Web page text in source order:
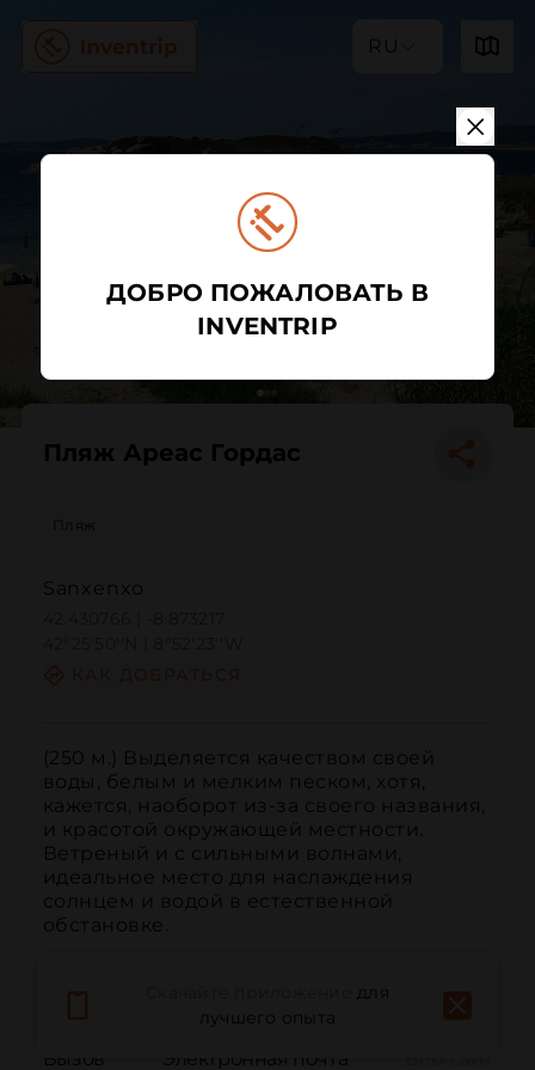
RU
Пляж Ареас Гордас
Пляж
Sanxenxo
(250 м.) Выделяется качеством своей
воды, белым и мелким песком, хотя,
кажется, наоборот из-за своего названия,
и красотой окружающей местности.
Ветреный и с сильными волнами,
идеальное место для наслаждения
солнцем и водой в естественной
обстановке.
Вызов Электронная почта
для
лучшего опыта
ДОБРО ПОЖАЛОВАТЬ В
INVENTRIP